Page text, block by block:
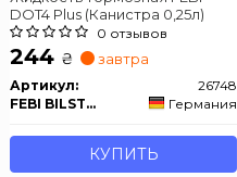
DOT4 Plus (Канистра 0,25л)
0 отзывов
244 ₴ завтра
Артикул:
26748
FEBI BILSTEIN
Германия
КУПИТЬ